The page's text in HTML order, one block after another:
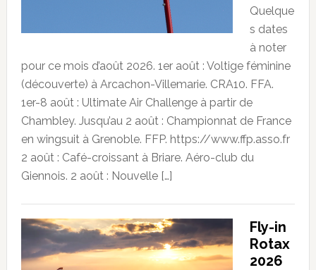
Quelque
s dates
à noter
pour ce mois d’août 2026. 1er août : Voltige féminine
(découverte) à Arcachon-Villemarie. CRA10. FFA.
1er-8 août : Ultimate Air Challenge à partir de
Chambley. Jusqu’au 2 août : Championnat de France
en wingsuit à Grenoble. FFP. https://www.ffp.asso.fr
2 août : Café-croissant à Briare. Aéro-club du
Giennois. 2 août : Nouvelle […]
Fly-in
Rotax
2026